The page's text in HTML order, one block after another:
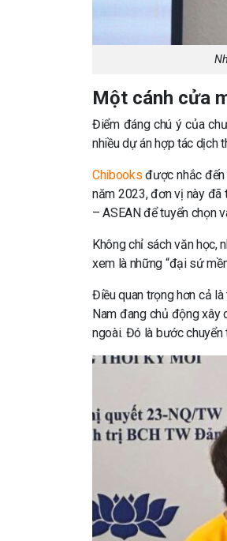
Một cánh cửa
Điểm đáng chú ý của
nhiều dự án hợp tác dịch
Chibooks được nhắc đến
năm 2023, đơn vị này đã
– ASEAN để tuyển chọn
Không chỉ sách văn học,
xem là những “đại sứ
Điều quan trọng hơn cả
Nam đang chủ động xây
ngoài. Đó là bước chuyển